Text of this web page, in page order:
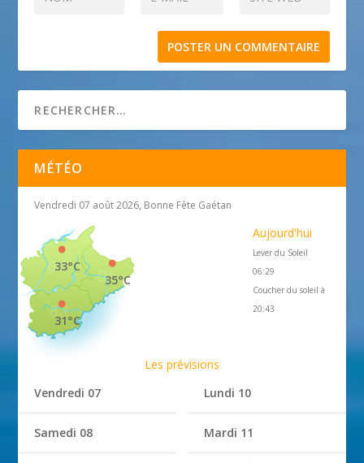
MÉTÉO
Vendredi 07 août 2026, Bonne Fête Gaétan
35°C
33°C
31°C
Aujourd'hui
Lever du Soleil
06:29
Coucher du soleil à
20:43
Les prévisions
Vendredi 07
Samedi 08
Lundi 10
Mardi 11